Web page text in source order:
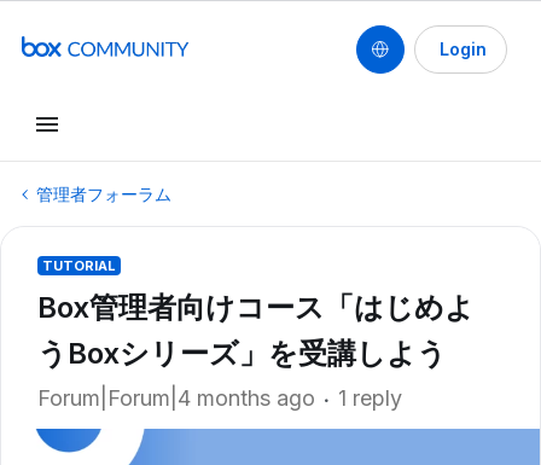
Login
管理者フォーラム
TUTORIAL
Box管理者向けコース「はじめよ
うBoxシリーズ」を受講しよう
Forum|Forum|4 months ago 1 reply